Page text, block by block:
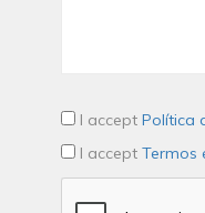
I accept Política
I accept Termos